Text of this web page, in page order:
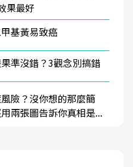
果最好
基黃易致癌
準沒錯？3觀念別搞錯
險？沒你想的那麼簡
兩張圖告訴你真相是...